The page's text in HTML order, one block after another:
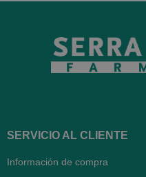
SERVICIO AL CLIENTE
Información de compra